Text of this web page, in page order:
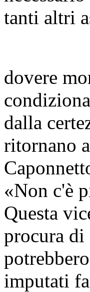
tanti altri
dovere
dalla
ritornano
«Non c'è
Questa
procura di
imputati